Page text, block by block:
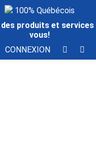
100% Québécois
produits et services
vous!
CONNEXION